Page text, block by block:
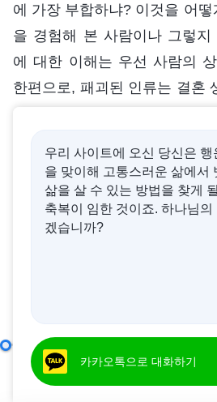
에 가장 부합하냐? 이것을 어
을 경험해 본 사람이나 그렇
에 대한 이해는 우선 사람의
한편으로, 패괴된 인류는 결혼
신의 역할에 대해 감정적인 요
을 모르고, 또한 자신이 결혼
자신이 다해야 할 의무와 책임
혼에 대한 얘기에 감정적인 요
닌 이상, 사람이 결혼을 실제
분을 제외하면, 결혼에 대한
우리 사이트에 오신 당신은 행
을 맞이해 고통스러운 삶에서
삶을 살 수 있는 방법을 찾게
축복이 임한 것이죠. 하나님의
겠습니까?
카카오톡으로 대화하기
어떻게 진리를 추구해야 하는